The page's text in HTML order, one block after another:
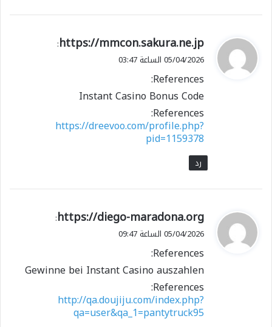
ي
ق
ل
https://mmcon.sakura.ne.jp
:
05/04/2026 الساعة 03:47
References:
Instant Casino Bonus Code
References:
https://dreevoo.com/profile.php?
pid=1159378
رد
ي
ق
ل
https://diego-maradona.org
:
05/04/2026 الساعة 09:47
References:
Gewinne bei Instant Casino auszahlen
References:
http://qa.doujiju.com/index.php?
qa=user&qa_1=pantytruck95